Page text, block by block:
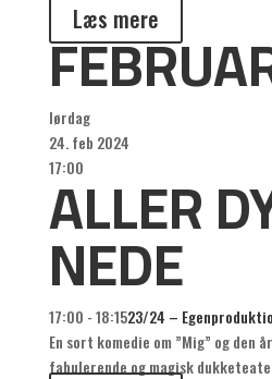
Læs mere
lørdag
24. feb 2024
17:00
ALLER
NEDE
17:00 - 18:1523/24 –
En sort komedie om ”Mig” og den
fabulerende og magisk